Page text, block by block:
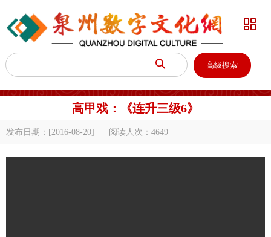
 高级搜索

高甲戏：《连升三级6》
发布日期：[2016-08-20] 阅读人次： 4649